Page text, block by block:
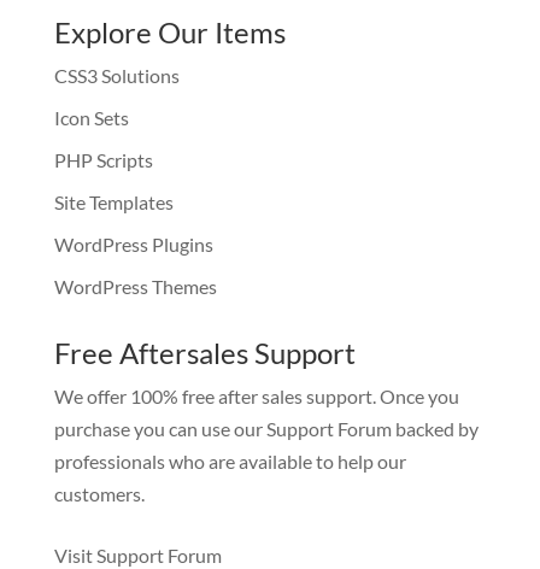
Explore Our Items
CSS3 Solutions
Icon Sets
PHP Scripts
Site Templates
WordPress Plugins
WordPress Themes
Free Aftersales Support
We offer 100% free after sales support. Once you
purchase you can use ourSupport Forumbacked by
professionals who are available to help our
customers.
Visit Support Forum